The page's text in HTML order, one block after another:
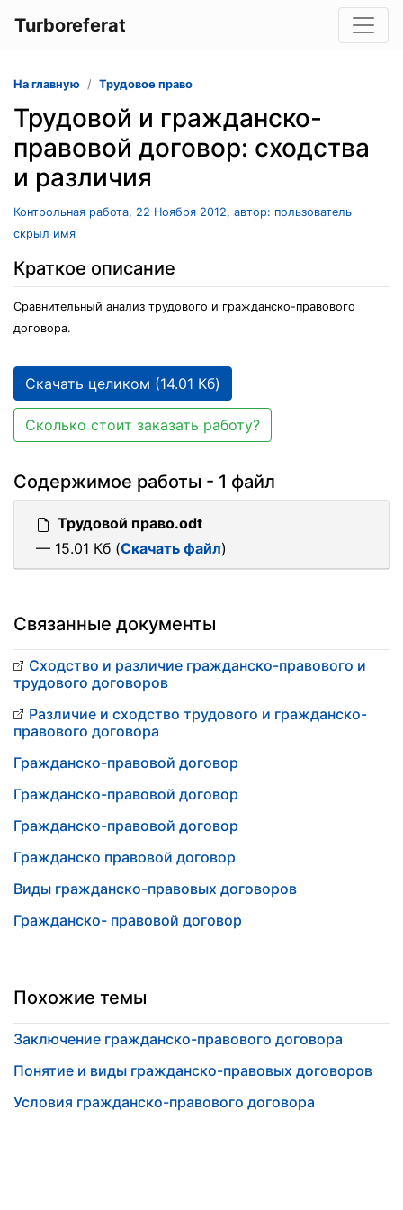
Turboreferat
На главную Трудовое право
Трудовой и гражданско-
правовой договор: сходства
и различия
Контрольная работа, 22 Ноября 2012, автор: пользователь
скрыл имя
Краткое описание
Сравнительный анализ трудового и гражданско-правового
договора.
Скачать целиком (14.01 Кб)
Сколько стоит заказать работу?
Содержимое работы - 1 файл
Трудовой право.odt
— 15.01 Кб (Скачать файл)
Связанные документы
Сходство и различие гражданско-правового и
трудового договоров
Различие и сходство трудового и гражданско-
правового договора
Гражданско-правовой договор
Гражданско-правовой договор
Гражданско-правовой договор
Гражданско правовой договор
Виды гражданско-правовых договоров
Гражданско- правовой договор
Похожие темы
Заключение гражданско-правового договора
Понятие и виды гражданско-правовых договоров
Условия гражданско-правового договора